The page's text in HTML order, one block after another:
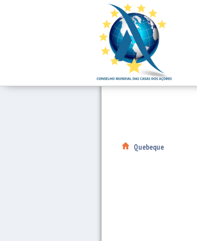
Quebeque